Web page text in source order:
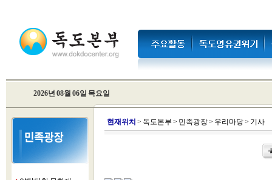
2026년 08월 06일 목요일
현재위치 > 독도본부 > 민족광장> 우리마당> 기사